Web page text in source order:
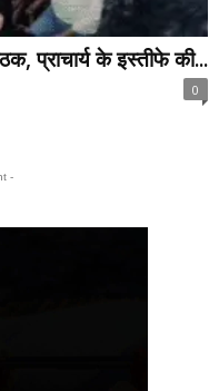
प्राचार्य के इस्तीफे की...
0
-